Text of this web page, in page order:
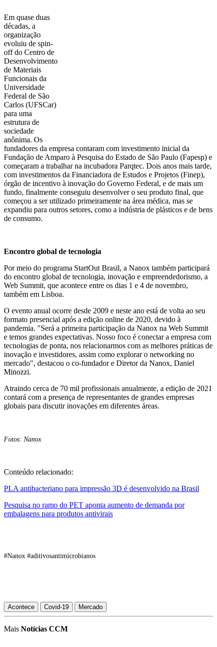
Em quase duas
décadas, a
organização
evoluiu de spin-
off do Centro de
Desenvolvimento
de Materiais
Funcionais da
Universidade
Federal de São
Carlos (UFSCar)
para uma
estrutura de
sociedade
anônima. Os
fundadores da empresa contaram com investimento inicial da
Fundação de Amparo à Pesquisa do Estado de São Paulo (Fapesp) e
começaram a trabalhar na incubadora Parqtec. Dois anos mais tarde,
com investimentos da Financiadora de Estudos e Projetos (Finep),
órgão de incentivo à inovação do Governo Federal, e de mais um
fundo, finalmente conseguiu desenvolver o seu produto final, que
começou a ser utilizado primeiramente na área médica, mas se
expandiu para outros setores, como a indústria de plásticos e de bens
de consumo.
Encontro global de tecnologia
Por meio do programa StartOut Brasil, a Nanox também participará
do encontro global de tecnologia, inovação e empreendedorismo, a
Web Summit, que acontece entre os dias 1 e 4 de novembro,
também em Lisboa.
O evento anual ocorre desde 2009 e neste ano está de volta ao seu
formato presencial após a edição online de 2020, devido à
pandemia. "Será a primeira participação da Nanox na Web Summit
e temos grandes expectativas. Nosso foco é conectar a empresa com
tecnologias de ponta, nos relacionarmos com as melhores práticas de
inovação e investidores, assim como explorar o networking no
mercado", destacou o co-fundador e Diretor da Nanox, Daniel
Minozzi.
Atraindo cerca de 70 mil profissionais anualmente, a edição de 2021
contará com a presença de representantes de grandes empresas
globais para discutir inovações em diferentes áreas.
Fotos: Nanox
Conteúdo relacionado:
PLA antibacteriano para impressão 3D é desenvolvido na Brasil
Pesquisa no ramo do PET aponta aumento de demanda por
embalagens para produtos antivirais
#Nanox #aditivosantimicrobianos
Acontece Covid-19 Mercado
Mais Notícias CCM